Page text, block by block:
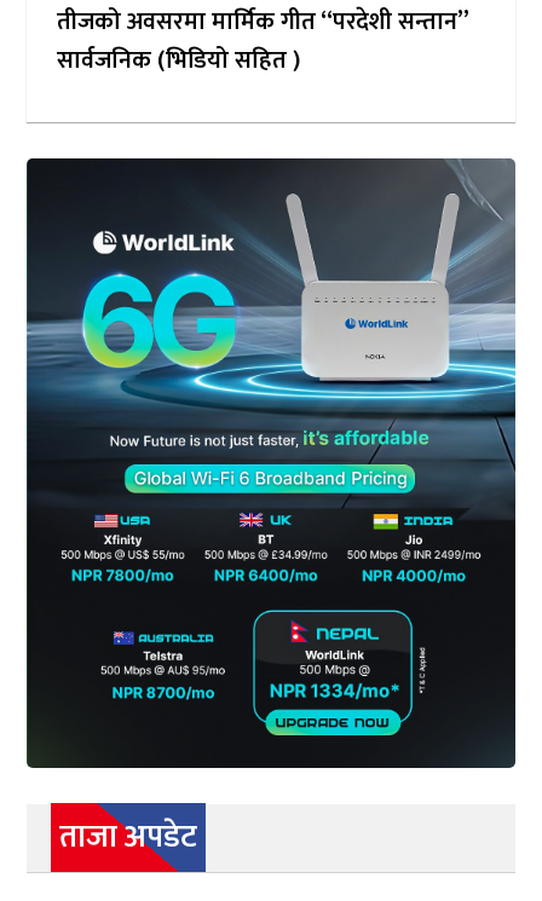
तीजको अवसरमा मार्मिक गीत “परदेशी सन्तान”
सार्वजनिक (भिडियो सहित )
ताजा अपडेट